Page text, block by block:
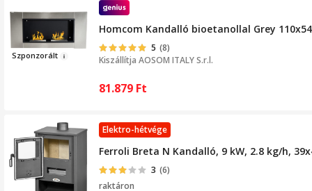
Szponzorált
Homcom Kandalló bioetanollal Grey
5 (8)
Kiszállítja AOSOM ITALY S.r.l.
81.879 Ft
Elektro-hétvége
Ferroli Breta N Kandalló, 9 kW, 2.8 kg/h,
3 (6)
raktáron